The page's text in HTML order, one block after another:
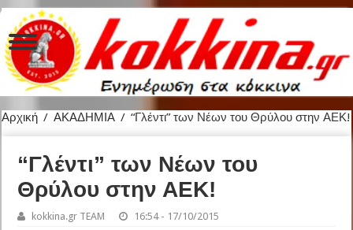
Αρχική / ΑΚΑΔΗΜΙΑ / “Γλέντι” των Νέων του Θρύλου στην ΑΕΚ!
“Γλέντι” των Νέων του
Θρύλου στην ΑΕΚ!
kokkina.gr TEAM 16:54 - 17/10/2015